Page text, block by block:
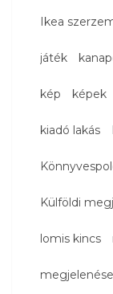
Ikea
játék
kép képek
kiadó lakás
Külföldi
lomis kincs